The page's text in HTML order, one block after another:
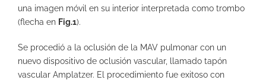
una imagen móvil en su interior interpretada como trombo
(flecha en Fig.1).
Se procedió a la oclusión de la MAV pulmonar con un
nuevo dispositivo de oclusión vascular, llamado tapón
vascular Amplatzer. El procedimiento fue exitoso con